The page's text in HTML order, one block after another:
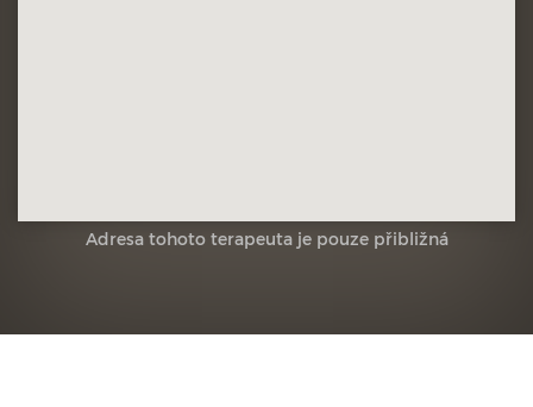
Adresa tohoto terapeuta je pouze přibližná